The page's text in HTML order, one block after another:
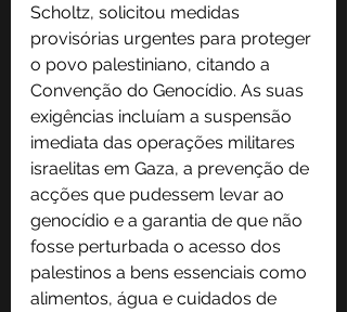
Scholtz, solicitou medidas
provisórias urgentes para proteger
o povo palestiniano, citando a
Convenção do Genocídio. As suas
exigências incluíam a suspensão
imediata das operações militares
israelitas em Gaza, a prevenção de
acções que pudessem levar ao
genocídio e a garantia de que não
fosse perturbada o acesso dos
palestinos a bens essenciais como
alimentos, água e cuidados de